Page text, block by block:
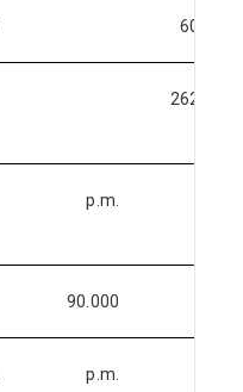
60.000
262.500
p.m.
90.000
p.m.